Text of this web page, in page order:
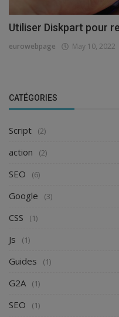
Utiliser Diskpart pour
eurowebpage May 10, 2022
CATÉGORIES
Script (2)
action (2)
SEO (6)
Google (3)
CSS (1)
Js (1)
Guides (1)
G2A (1)
SEO (1)